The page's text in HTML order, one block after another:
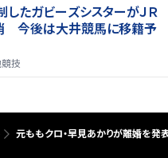
したガビーズシスターがＪＲ
今後は大井競馬に移籍予
技
元ももクロ・早見あかりが離婚を発